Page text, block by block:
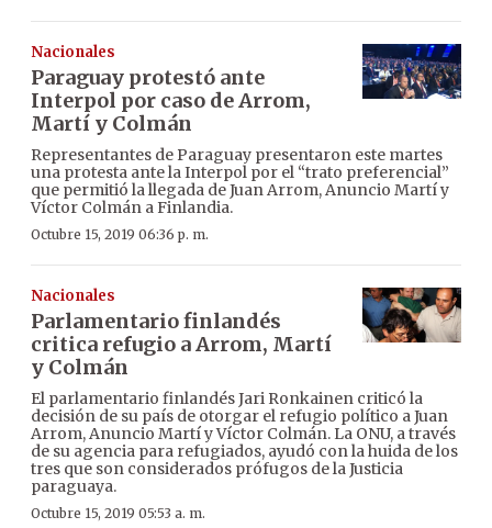
Nacionales
Paraguay protestó ante
Interpol por caso de Arrom,
Martí y Colmán
Representantes de Paraguay presentaron este martes
una protesta ante la Interpol por el “trato preferencial”
que permitió la llegada de Juan Arrom, Anuncio Martí y
Víctor Colmán a Finlandia.
Octubre 15, 2019 06:36 p. m.
Nacionales
Parlamentario finlandés
critica refugio a Arrom, Martí
y Colmán
El parlamentario finlandés Jari Ronkainen criticó la
decisión de su país de otorgar el refugio político a Juan
Arrom, Anuncio Martí y Víctor Colmán. La ONU, a través
de su agencia para refugiados, ayudó con la huida de los
tres que son considerados prófugos de la Justicia
paraguaya.
Octubre 15, 2019 05:53 a. m.